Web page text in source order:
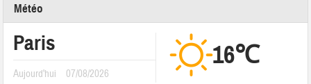
Météo
Paris
Aujourd'hui 07/08/2026
16℃